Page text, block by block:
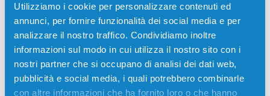
Utilizziamo i cookie per personalizzare contenuti ed
annunci, per fornire funzionalità dei social media e per
analizzare il nostro traffico. Condividiamo inoltre
informazioni sul modo in cui utilizza il nostro sito con i
nostri partner che si occupano di analisi dei dati web,
pubblicità e social media, i quali potrebbero combinarle
con altre informazioni che ha fornito loro o che hanno
3245C